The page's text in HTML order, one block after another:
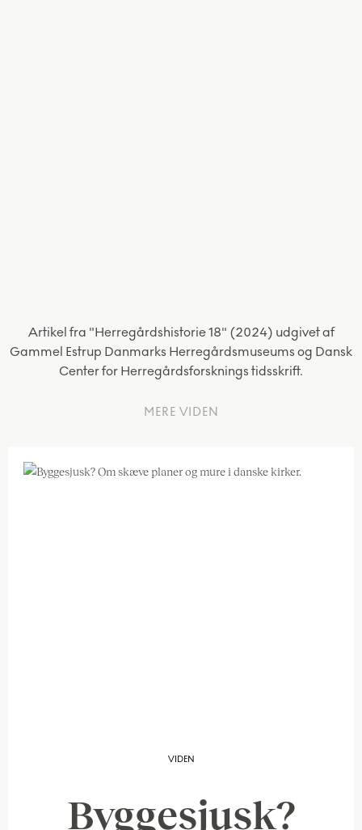
Artikel fra "Herregårdshistorie 18" (2024) udgivet af
Gammel Estrup Danmarks Herregårdsmuseums og Dansk
Center for Herregårdsforsknings tidsskrift.
MERE VIDEN
Byggesjusk?
VIDEN